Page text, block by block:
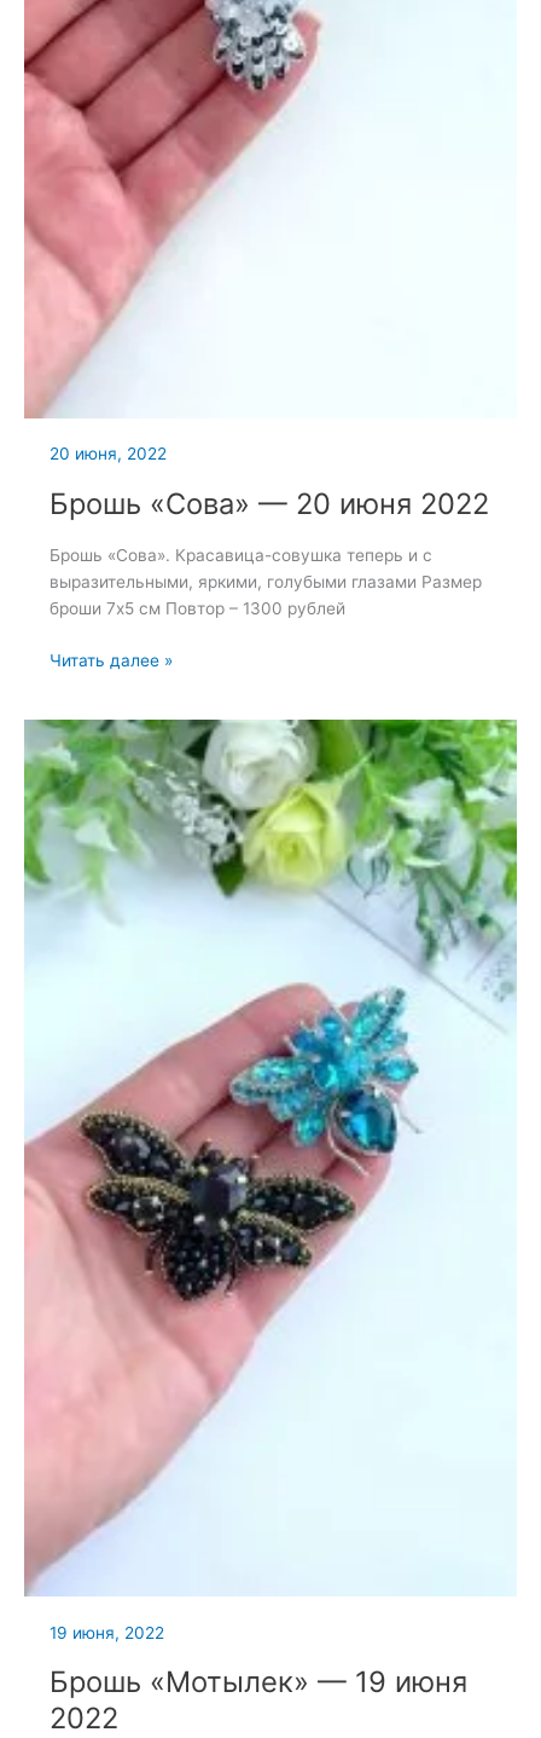
20 июня, 2022
Брошь «Сова» — 20 июня 2022
Брошь «Сова». Красавица-совушка теперь и с
выразительными, яркими, голубыми глазами Размер
броши 7х5 см Повтор – 1300 рублей
Брошь
20
июня
2022
Читать далее »
19 июня, 2022
Брошь «Мотылек» — 19 июня
2022